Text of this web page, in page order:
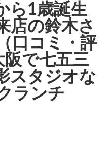
ら1歳誕生
店の鈴木さ
口コミ・評
で七五三
スタジオな
ランチ